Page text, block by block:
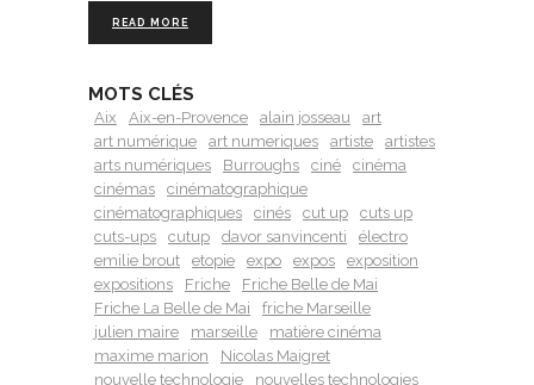
READ MORE
MOTS CLÉS
Aix Aix-en-Provence alain josseau
art
art numérique
art numeriques artiste
artistes
arts numériques
Burroughs ciné
cinéma
cinémas
cinématographique
cinématographiques
cinés cut up
cuts up
cuts-ups
cutup davor sanvincenti
électro
emilie brout
etopie expo expos
exposition
expositions
Friche
Friche Belle de Mai
Friche La Belle de Mai
friche Marseille
julien maire
marseille
matière cinéma
maxime marion
Nicolas Maigret
nouvelle technologie
nouvelles technologies